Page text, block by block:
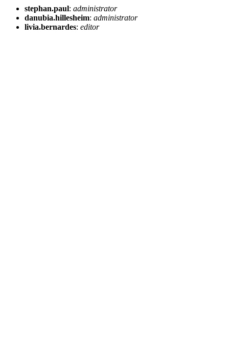
stephan.paul: administrator
danubia.hillesheim: administrator
livia.bernardes: editor